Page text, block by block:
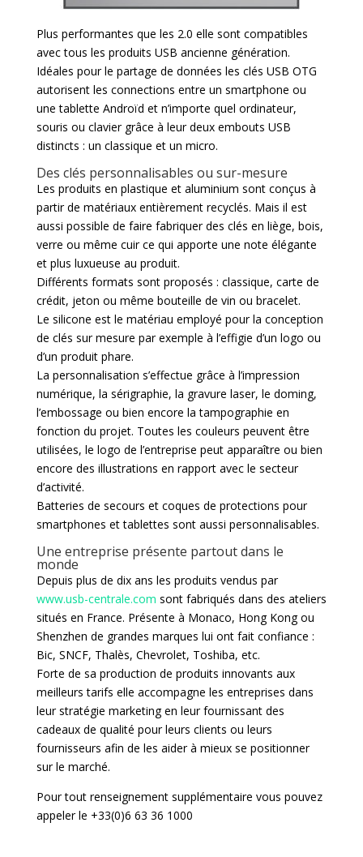
Plus performantes que les 2.0 elle sont compatibles
avec tous les produits USB ancienne génération.
Idéales pour le partage de données les clés USB OTG
autorisent les connections entre un smartphone ou
une tablette Androïd et n’importe quel ordinateur,
souris ou clavier grâce à leur deux embouts USB
distincts : un classique et un micro.
Des clés personnalisables ou sur-mesure
Les produits en plastique et aluminium sont conçus à
partir de matériaux entièrement recyclés. Mais il est
aussi possible de faire fabriquer des clés en liège, bois,
verre ou même cuir ce qui apporte une note élégante
et plus luxueuse au produit.
Différents formats sont proposés : classique, carte de
crédit, jeton ou même bouteille de vin ou bracelet.
Le silicone est le matériau employé pour la conception
de clés sur mesure par exemple à l’effigie d’un logo ou
d’un produit phare.
La personnalisation s’effectue grâce à l’impression
numérique, la sérigraphie, la gravure laser, le doming,
l’embossage ou bien encore la tampographie en
fonction du projet. Toutes les couleurs peuvent être
utilisées, le logo de l’entreprise peut apparaître ou bien
encore des illustrations en rapport avec le secteur
d’activité.
Batteries de secours et coques de protections pour
smartphones et tablettes sont aussi personnalisables.
Une entreprise présente partout dans le
monde
Depuis plus de dix ans les produits vendus par
www.usb-centrale.com sont fabriqués dans des ateliers
situés en France. Présente à Monaco, Hong Kong ou
Shenzhen de grandes marques lui ont fait confiance :
Bic, SNCF, Thalès, Chevrolet, Toshiba, etc.
Forte de sa production de produits innovants aux
meilleurs tarifs elle accompagne les entreprises dans
leur stratégie marketing en leur fournissant des
cadeaux de qualité pour leurs clients ou leurs
fournisseurs afin de les aider à mieux se positionner
sur le marché.
Pour tout renseignement supplémentaire vous pouvez
appeler le +33(0)6 63 36 1000